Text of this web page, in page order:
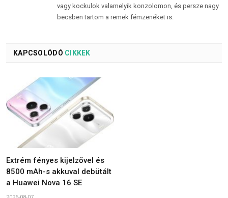
vagy kockulok valamelyik konzolomon, és persze nagy
becsben tartom a remek fémzenéket is.
KAPCSOLÓDÓ CIKKEK
Extrém fényes kijelzővel és
8500 mAh-s akkuval debütált
a Huawei Nova 16 SE